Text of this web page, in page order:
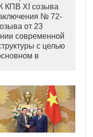
КПВ XI созыва
№ 72-
от 23
современной
с целью
в